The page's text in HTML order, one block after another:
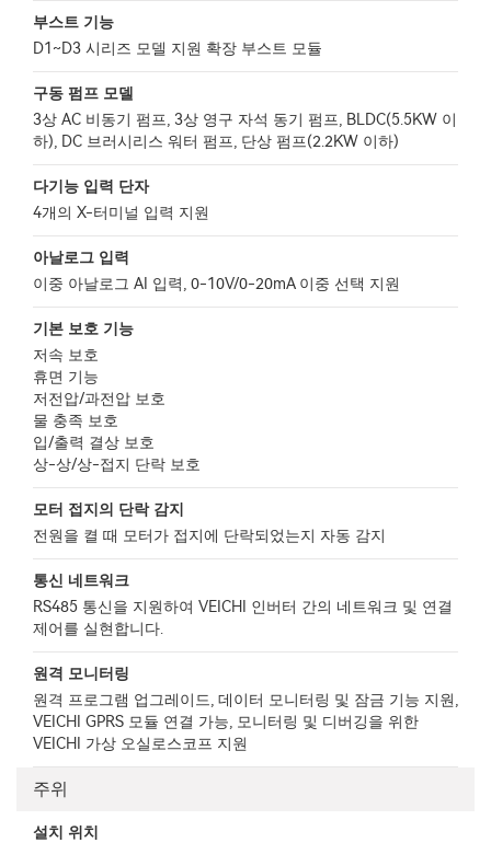
부스트 기능
D1~D3 시리즈 모델 지원 확장 부스트 모듈
구동 펌프 모델
3상 AC 비동기 펌프, 3상 영구 자석 동기 펌프, BLDC(5.5KW 이
하), DC 브러시리스 워터 펌프, 단상 펌프(2.2KW 이하)
다기능 입력 단자
4개의 X-터미널 입력 지원
아날로그 입력
이중 아날로그 AI 입력, 0-10V/0-20mA 이중 선택 지원
기본 보호 기능
저속 보호
휴면 기능
저전압/과전압 보호
물 충족 보호
입/출력 결상 보호
상-상/상-접지 단락 보호
모터 접지의 단락 감지
전원을 켤 때 모터가 접지에 단락되었는지 자동 감지
통신 네트워크
RS485 통신을 지원하여 VEICHI 인버터 간의 네트워크 및 연결
제어를 실현합니다.
원격 모니터링
원격 프로그램 업그레이드, 데이터 모니터링 및 잠금 기능 지원,
VEICHI GPRS 모듈 연결 가능, 모니터링 및 디버깅을 위한
VEICHI 가상 오실로스코프 지원
주위
설치 위치